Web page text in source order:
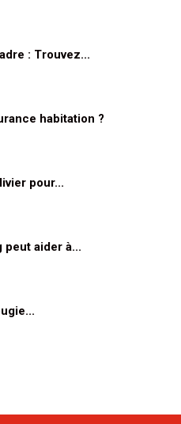
: Trouvez...
habitation ?
pour...
aider à...